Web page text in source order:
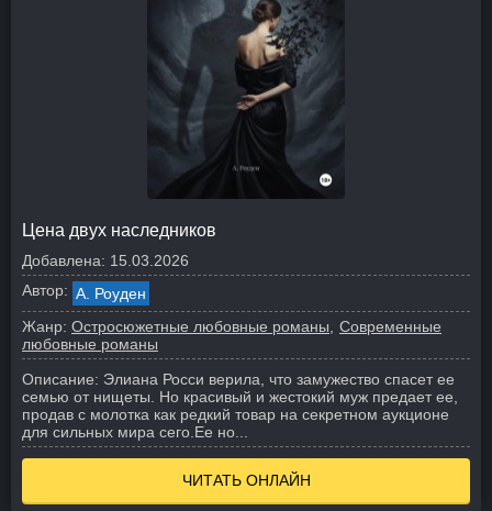
Цена двух наследников
Добавлена: 15.03.2026
Автор: А. Роуден
Жанр: Остросюжетные любовные романы
Современные
любовные романы
Описание: Элиана Росси верила, что замужество спасет ее
семью от нищеты. Но красивый и жестокий муж предает ее,
продав с молотка как редкий товар на секретном аукционе
для сильных мира сего. Ее но...
ЧИТАТЬ ОНЛАЙН